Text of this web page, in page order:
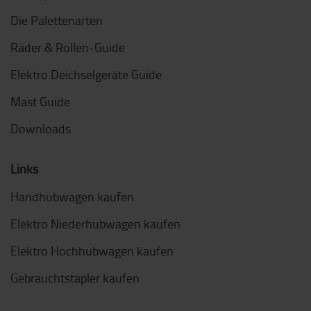
Die Palettenarten
Räder & Rollen-Guide
Elektro Deichselgeräte Guide
Mast Guide
Downloads
Links
Handhubwagen kaufen
Elektro Niederhubwagen kaufen
Elektro Hochhubwagen kaufen
Gebrauchtstapler kaufen